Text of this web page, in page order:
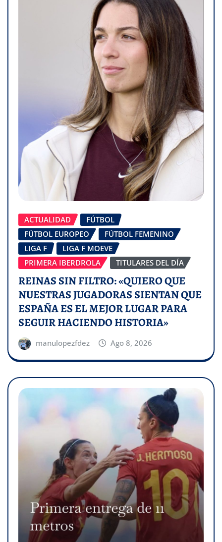
ACTUALIDAD
FÚTBOL
FÚTBOL EUROPEO
FÚTBOL FEMENINO
LIGA F
LIGA F MOEVE
PRIMERA IBERDROLA
TITULARES DEL DÍA
REINAS SIN FILTRO: «QUIERO QUE
NUESTRAS JUGADORAS SIENTAN QUE
ESPAÑA ES EL MEJOR LUGAR PARA
SEGUIR HACIENDO HISTORIA»
manulopezfdez Ago 8, 2026